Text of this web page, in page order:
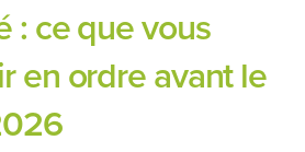
: ce que vous
en ordre avant le